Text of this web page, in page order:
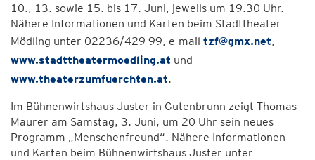
10., 13. sowie 15. bis 17. Juni, jeweils um 19.30 Uhr.
Nähere Informationen und Karten beim Stadttheater
Mödling unter 02236/429 99, e-mail tzf@gmx.net,
www.stadttheatermoedling.at und
www.theaterzumfuerchten.at.
Im Bühnenwirtshaus Juster in Gutenbrunn zeigt Thomas
Maurer am Samstag, 3. Juni, um 20 Uhr sein neues
Programm „Menschenfreund“. Nähere Informationen
und Karten beim Bühnenwirtshaus Juster unter